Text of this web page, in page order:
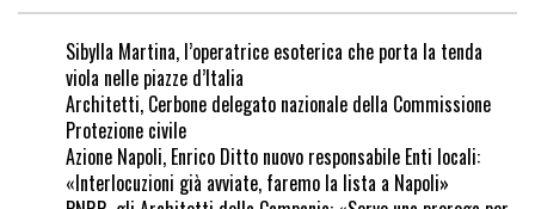
Sibylla Martina, l’operatrice esoterica che porta la tenda
viola nelle piazze d’Italia
Architetti, Cerbone delegato nazionale della Commissione
Protezione civile
Azione Napoli, Enrico Ditto nuovo responsabile Enti locali:
«Interlocuzioni già avviate, faremo la lista a Napoli»